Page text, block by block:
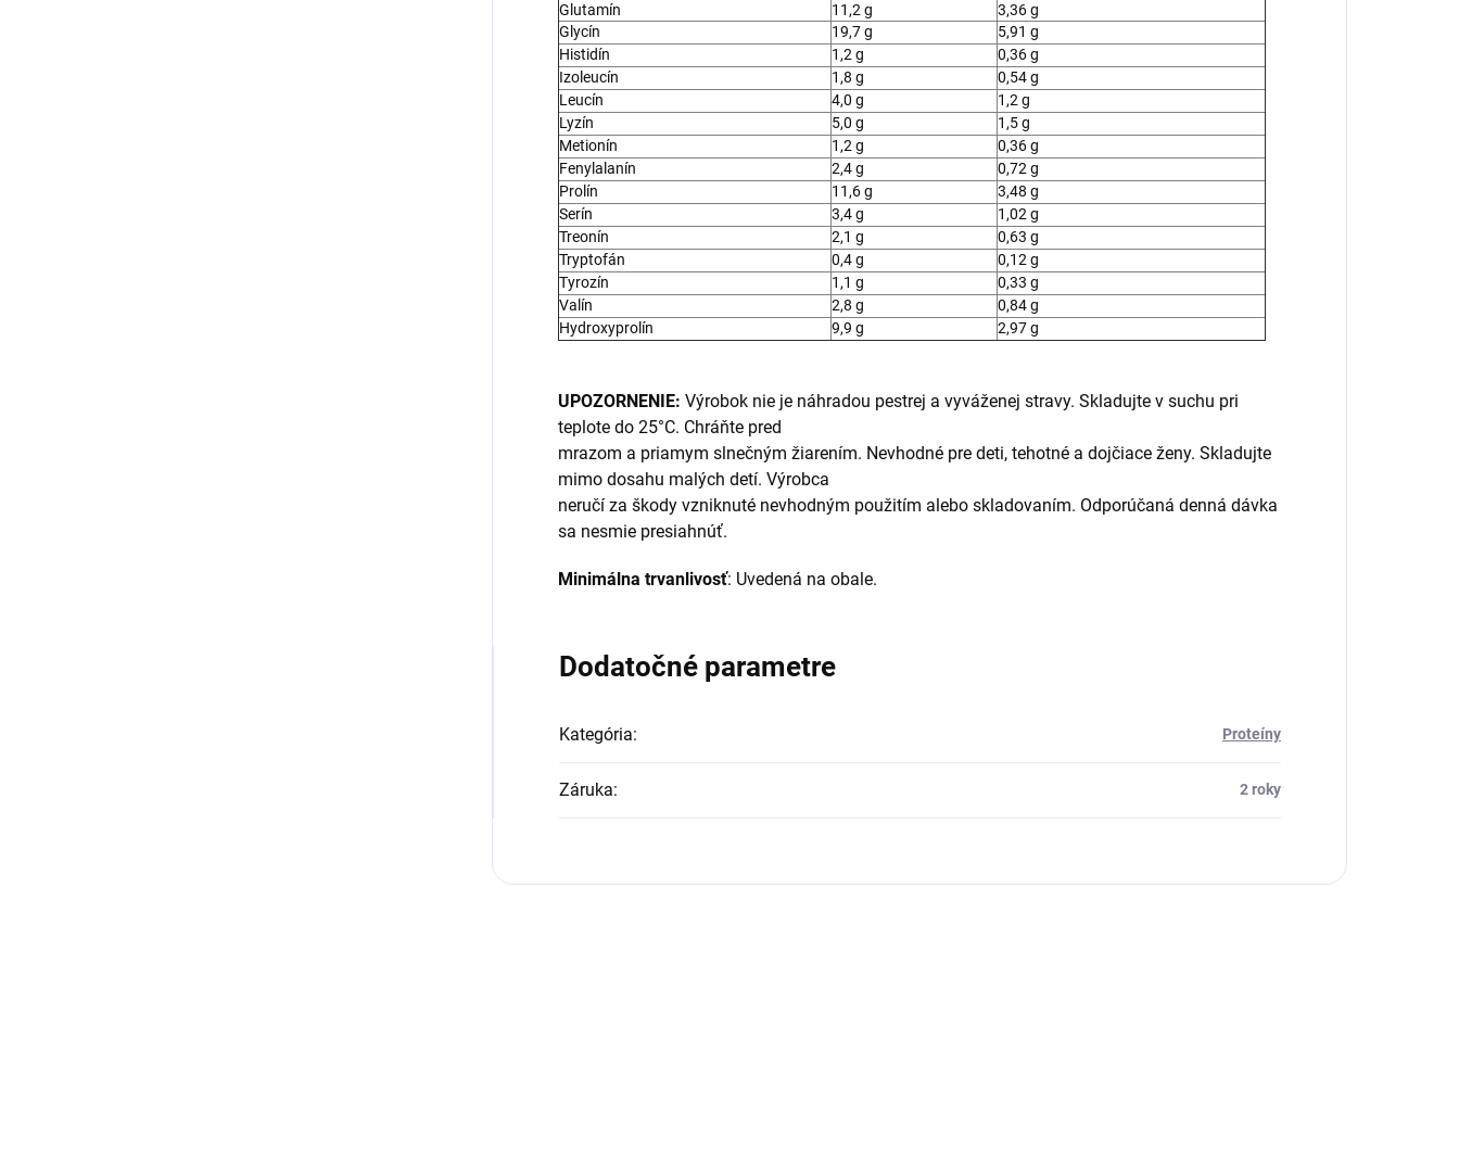
Glutamín
11,2 g
3,36 g
Glycín
19,7 g
5,91 g
Histidín
1,2 g
0,36 g
Izoleucín
1,8 g
0,54 g
Leucín
4,0 g
1,2 g
Lyzín
5,0 g
1,5 g
Metionín
1,2 g
0,36 g
Fenylalanín
2,4 g
0,72 g
Prolín
11,6 g
3,48 g
Serín
3,4 g
1,02 g
Treonín
2,1 g
0,63 g
Tryptofán
0,4 g
0,12 g
Tyrozín
1,1 g
0,33 g
Valín
2,8 g
0,84 g
Hydroxyprolín
9,9 g 2,97 g
UPOZORNENIE: Výrobok nie je náhradou pestrej a vyváženej stravy. Skladujte v suchu pri
teplote do 25°C. Chráňte pred
mrazom a priamym slnečným žiarením. Nevhodné pre deti, tehotné a dojčiace ženy. Skladujte
mimo dosahu malých detí. Výrobca
neručí za škody vzniknuté nevhodným použitím alebo skladovaním. Odporúčaná denná dávka
sa nesmie presiahnúť.
Minimálna trvanlivosť: Uvedená na obale.
Dodatočné parametre
Kategória: Proteíny
Záruka: 2 roky